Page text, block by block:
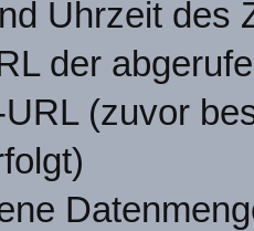
Uhrzeit des
der
(zuvor